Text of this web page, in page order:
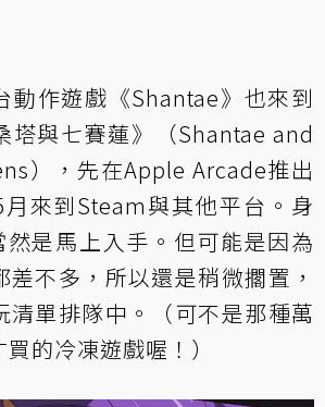
動作遊戲《Shantae》也來到
塔與七賽蓮》（Shantae and
），先在Apple Arcade推出
來到Steam與其他平台。身
是馬上入手。但可能是因為
差不多，所以還是稍微擱置，
清單排隊中。（可不是那種萬
的冷凍遊戲喔！）